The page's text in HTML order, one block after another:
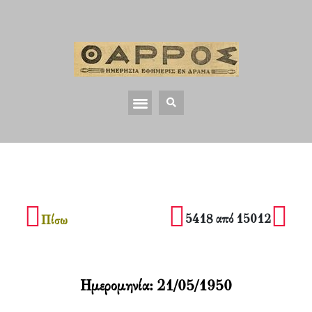
Πίσω 5418 από 15012
Ημερομηνία: 21/05/1950